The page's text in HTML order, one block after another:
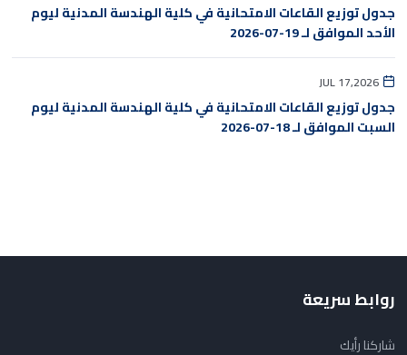
جدول توزيع القاعات الامتحانية في كلية الهندسة المدنية ليوم
الأحد الموافق لـ 19-07-2026
JUL 17,2026
جدول توزيع القاعات الامتحانية في كلية الهندسة المدنية ليوم
السبت الموافق لـ 18-07-2026
روابط سريعة
شاركنا رأيك